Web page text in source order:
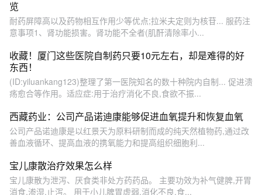
览
耐药屏障高以及药物相互作用少等优点;拉米夫定则为核苷... 服药注
意事项1、肾功能损害。肾功能不全者(肌酐清除率小...
收藏！厦门这些医院自制药只要10元左右，却是难得的好
东西！
(ID:yiluankang123)整理了第一医院知名的数十种院内自制... 促进溃
疡愈合等作用。适应症:用于治疗消化不良,食欲不振...
西藏药业：公司产品诺迪康能够促进血氧提升和恢复血氧
公司产品诺迪康是以红景天为原料研制而成的纯天然植物药,通过改
善血液循环、提高血液的携氧能力和提高组织细胞利...
宝儿康散治疗效果怎么样
宝儿康散为泄泻、厌食类非处方药药品。 主要功效为补气健脾,开胃
消食,渗湿,止泻。 用于小儿脾胃虚弱,消化不良,食...